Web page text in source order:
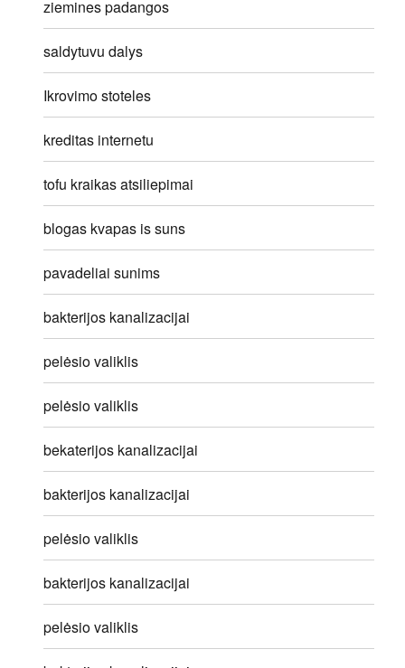
ziemines padangos
saldytuvu dalys
Ikrovimo stoteles
kreditas internetu
tofu kraikas atsiliepimai
blogas kvapas is suns
pavadeliai sunims
bakterijos kanalizacijai
pelėsio valiklis
pelėsio valiklis
bekaterijos kanalizacijai
bakterijos kanalizacijai
pelėsio valiklis
bakterijos kanalizacijai
pelėsio valiklis